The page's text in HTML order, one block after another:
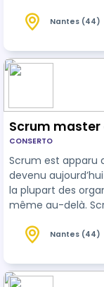
et les techniques
: 55% > Pratique : 45% Cette
disponible en
Nantes (44)
Scrum
CONSERTO
Scrum est apparu
devenu
la plupart des
même au-delà. Scrum a l’avantage d’être léger
à mettre en
place ce cadre. Cette formation va donc vous
permettra d’une
Nantes (44)